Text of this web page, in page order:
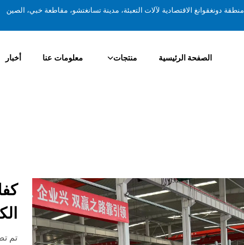
منطقة دونغقوانغ الاقتصادية لآلات التعبئة، مدينة تسانغتشو، مقاطعة خبي، الصين
الصفحة الرئيسية منتجات معلومات عنا أخبار
تم